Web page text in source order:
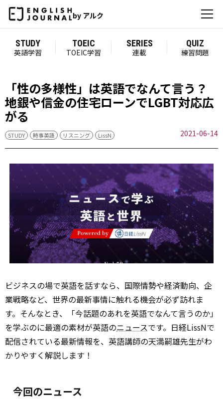
by アルク
STUDY
英語学習
TOEIC
TOEIC学習
SERIES
連載
QUIZ
練習問題
「性の多様性」は英語でなんて言う？
地銀や信金の住宅ローンでLGBT対応広
がる
STUDY 時事英語 リスニング LissN 2021-06-14
ビジネスの場で英語を話すなら、国際情勢や経済動向、企
業戦略など、世界の最新事情に触れる機会が必ず訪れま
す。そんなとき、「今話題のあれを英語でなんて言うのか」
を学ぶのに最適の素材が英語のニュースです。日経LissNで
配信されている最新情報を、英語講師の天満嗣雄先生がわ
かりやすく解説します！
今回のニュース